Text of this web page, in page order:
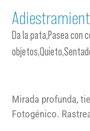
Da la pata,Pasea con
Mirada profunda,
Fotogénico.